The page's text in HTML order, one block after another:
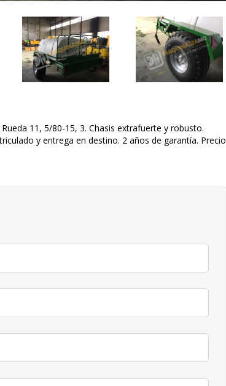
11, 5/80-15, 3. Chasis extrafuerte y robusto.
y entrega en destino. 2 años de garantía. Precio